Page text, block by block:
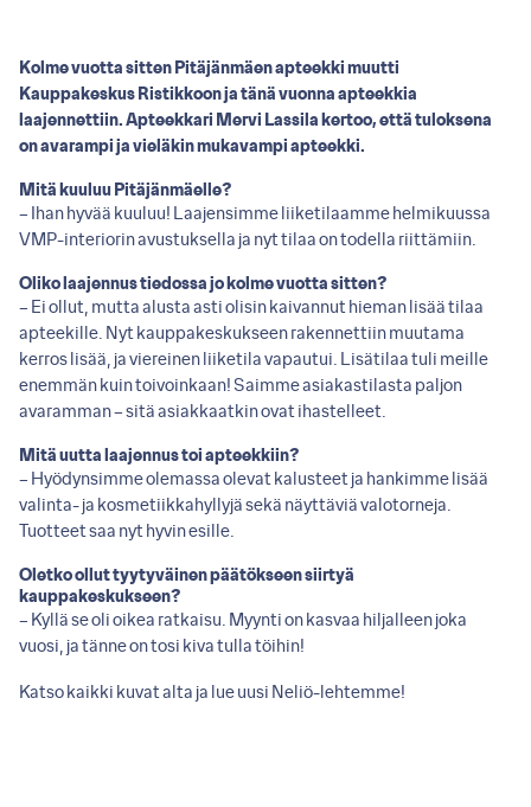
Kolme vuotta sitten Pitäjänmäen apteekki muutti
Kauppakeskus Ristikkoon ja tänä vuonna apteekkia
laajennettiin. Apteekkari Mervi Lassila kertoo, että tuloksena
on avarampi ja vieläkin mukavampi apteekki.
Mitä kuuluu Pitäjänmäelle?
– Ihan hyvää kuuluu! Laajensimme liiketilaamme helmikuussa
VMP-interiorin avustuksella ja nyt tilaa on todella riittämiin.
Oliko laajennus tiedossa jo kolme vuotta sitten?
– Ei ollut, mutta alusta asti olisin kaivannut hieman lisää tilaa
apteekille. Nyt kauppakeskukseen rakennettiin muutama
kerros lisää, ja viereinen liiketila vapautui. Lisätilaa tuli meille
enemmän kuin toivoinkaan! Saimme asiakastilasta paljon
avaramman – sitä asiakkaatkin ovat ihastelleet.
Mitä uutta laajennus toi apteekkiin?
– Hyödynsimme olemassa olevat kalusteet ja hankimme lisää
valinta- ja kosmetiikkahyllyjä sekä näyttäviä valotorneja.
Tuotteet saa nyt hyvin esille.
Oletko ollut tyytyväinen päätökseen siirtyä
kauppakeskukseen?
– Kyllä se oli oikea ratkaisu. Myynti on kasvaa hiljalleen joka
vuosi, ja tänne on tosi kiva tulla töihin!
Katso kaikki kuvat alta ja lue uusi Neliö-lehtemme!